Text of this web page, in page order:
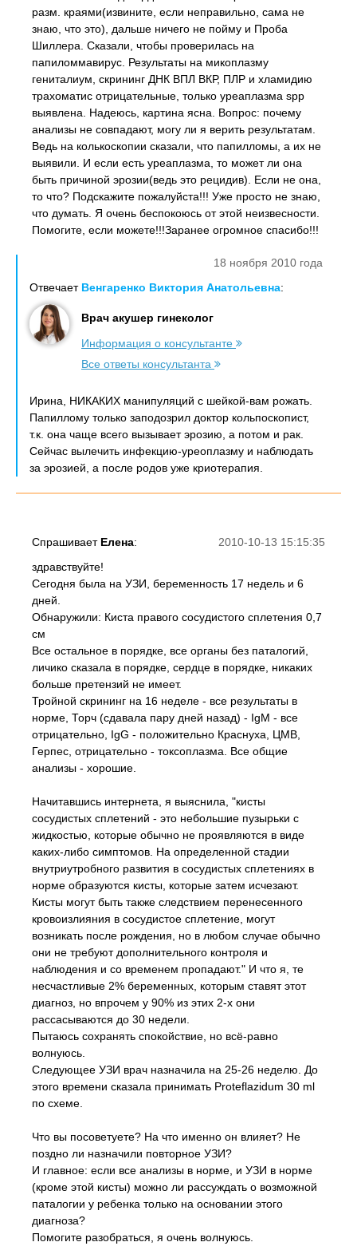
разм. краями(извините, если неправильно, сама не
знаю, что это), дальше ничего не пойму и Проба
Шиллера. Сказали, чтобы проверилась на
папиломмавирус. Результаты на микоплазму
гениталиум, скрининг ДНК ВПЛ ВКР, ПЛР и хламидию
трахоматис отрицательные, только уреаплазма spp
выявлена. Надеюсь, картина ясна. Вопрос: почему
анализы не совпадают, могу ли я верить результатам.
Ведь на колькоскопии сказали, что папилломы, а их не
выявили. И если есть уреаплазма, то может ли она
быть причиной эрозии(ведь это рецидив). Если не она,
то что? Подскажите пожалуйста!!! Уже просто не знаю,
что думать. Я очень беспокоюсь от этой неизвесности.
Помогите, если можете!!!Заранее огромное спасибо!!!
18 ноября 2010 года
Отвечает Венгаренко Виктория Анатольевна:
Врач акушер гинеколог
Информация о консультанте
Все ответы консультанта
Ирина, НИКАКИХ манипуляций с шейкой-вам рожать.
Папиллому только заподозрил доктор кольпоскопист,
т.к. она чаще всего вызывает эрозию, а потом и рак.
Сейчас вылечить инфекцию-уреоплазму и наблюдать
за эрозией, а после родов уже криотерапия.
2010-10-13 15:15:35
Спрашивает Елена:
здравствуйте!
Сегодня была на УЗИ, беременность 17 недель и 6
дней.
Обнаружили: Киста правого сосудистого сплетения 0,7
см
Все остальное в порядке, все органы без паталогий,
личико сказала в порядке, сердце в порядке, никаких
больше претензий не имеет.
Тройной скрининг на 16 неделе - все результаты в
норме, Торч (сдавала пару дней назад) - IgM - все
отрицательно, IgG - положительно Краснуха, ЦМВ,
Герпес, отрицательно - токсоплазма. Все общие
анализы - хорошие.
Начитавшись интернета, я выяснила, "кисты
сосудистых сплетений - это небольшие пузырьки с
жидкостью, которые обычно не проявляются в виде
каких-либо симптомов. На определенной стадии
внутриутробного развития в сосудистых сплетениях в
норме образуются кисты, которые затем исчезают.
Кисты могут быть также следствием перенесенного
кровоизлияния в сосудистое сплетение, могут
возникать после рождения, но в любом случае обычно
они не требуют дополнительного контроля и
наблюдения и со временем пропадают." И что я, те
несчастливые 2% беременных, которым ставят этот
диагноз, но впрочем у 90% из этих 2-х они
рассасываются до 30 недели.
Пытаюсь сохранять спокойствие, но всё-равно
волнуюсь.
Следующее УЗИ врач назначила на 25-26 неделю. До
этого времени сказала принимать Proteflazidum 30 ml
по схеме.
Что вы посоветуете? На что именно он влияет? Не
поздно ли назначили повторное УЗИ?
И главное: если все анализы в норме, и УЗИ в норме
(кроме этой кисты) можно ли рассуждать о возможной
паталогии у ребенка только на основании этого
диагноза?
Помогите разобраться, я очень волнуюсь.